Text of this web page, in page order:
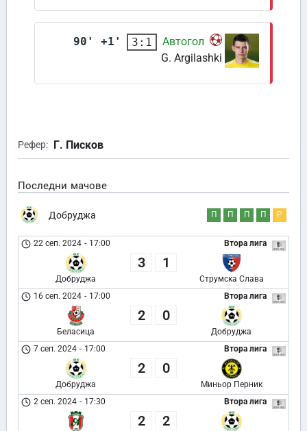
90' +1' 3:1
Автогол
G. Argilashki
Рефер: Г. Писков
Последни мачове
Добруджа П П П П Р
Втора лига
22 сеп. 2024 - 17:00
Добруджа
3 1
Струмска Слава
Втора лига
16 сеп. 2024 - 17:00
Беласица
2 0
Добруджа
Втора лига
7 сеп. 2024 - 17:00
Добруджа
2 0
Миньор Перник
Втора лига
2 сеп. 2024 - 17:30
2 2